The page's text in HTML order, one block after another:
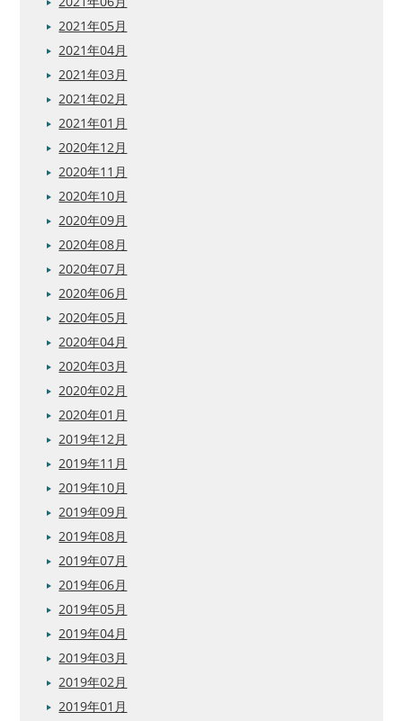
2021年05月
2021年04月
2021年03月
2021年02月
2021年01月
2020年12月
2020年11月
2020年10月
2020年09月
2020年08月
2020年07月
2020年06月
2020年05月
2020年04月
2020年03月
2020年02月
2020年01月
2019年12月
2019年11月
2019年10月
2019年09月
2019年08月
2019年07月
2019年06月
2019年05月
2019年04月
2019年03月
2019年02月
2019年01月